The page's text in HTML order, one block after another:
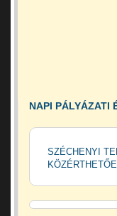
NAPI PÁLYÁZATI
SZÉCHENYI